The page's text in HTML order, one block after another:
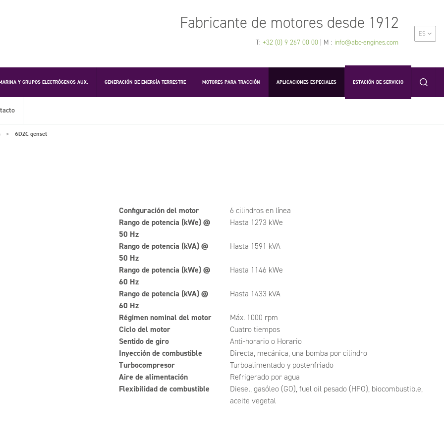
Fabricante de motores desde 1912
T: +32 (0) 9 267 00 00 | M : info@abc-engines.com
ES
Y GRUPOS ELECTRÓGENOS AUX. GENERACIÓN DE ENERGÍA TERRESTRE MOTORES PARA TRACCIÓN APLICACIONES ESPECIALES ESTACIÓN DE SERVICIO
6DZC genset
Configuración del motor
6 cilindros en línea
Rango de potencia (kWe) @
50 Hz
Hasta 1273 kWe
Rango de potencia (kVA) @
50 Hz
Hasta 1591 kVA
Rango de potencia (kWe) @
60 Hz
Hasta 1146 kWe
Rango de potencia (kVA) @
60 Hz
Hasta 1433 kVA
Régimen nominal del motor
Máx. 1000 rpm
Ciclo del motor
Cuatro tiempos
Sentido de giro
Anti-horario o Horario
Inyección de combustible
Directa, mecánica, una bomba por cilindro
Turbocompresor
Turboalimentado y postenfriado
Aire de alimentación
Refrigerado por agua
Flexibilidad de combustible
Diesel, gasóleo (GO), fuel oil pesado (HFO), biocombustible,
aceite vegetal